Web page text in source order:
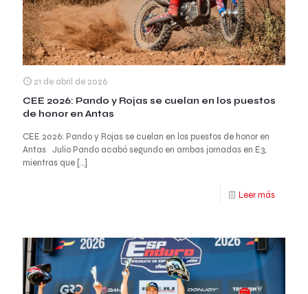
21 de abril de 2026
CEE 2026: Pando y Rojas se cuelan en los puestos
de honor en Antas
CEE 2026: Pando y Rojas se cuelan en los puestos de honor en
Antas Julio Pando acabó segundo en ambas jornadas en E3,
mientras que […]
Leer más